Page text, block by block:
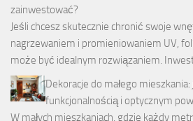
zainwestować?
Jeśli chcesz skutecznie chronić swoje
nagrzewaniem i promieniowaniem UV,
może być idealnym rozwiązaniem.
Dekoracje do małego mieszkania:
funkcjonalnością i optycznym
W małych mieszkaniach, gdzie każdy